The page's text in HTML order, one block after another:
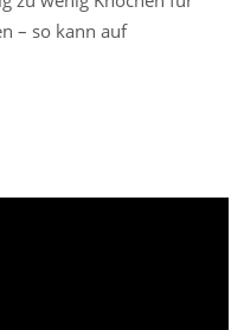
– so kann auf